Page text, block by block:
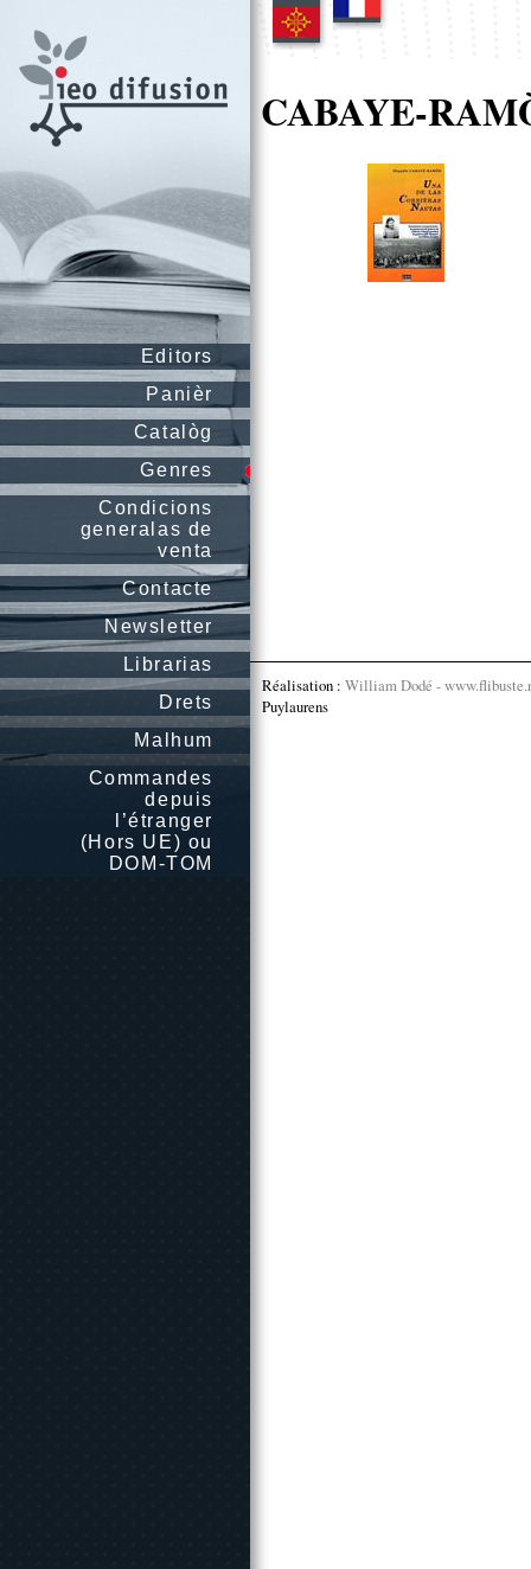
Editors
Panièr
Catalòg
Genres
Condicions
generalas de
venta
Contacte
Newsletter
Librarias
Drets
Malhum
Commandes
depuis
l’étranger
(Hors UE) ou
DOM-TOM
CABAYE-
Réalisation : William Dodé -
Puylaurens